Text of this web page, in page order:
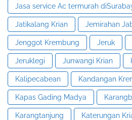
Jasa service Ac termurah
Jatikalang Krian Jemirahan
Jenggot Krembung Jeruk
Jeruklegi Junwangi Krian
Kalipecabean Kandangan
Kapas Gading Madya
Karangtanjung Katerungan